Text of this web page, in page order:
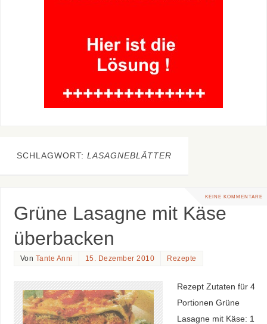
SCHLAGWORT: LASAGNEBLÄTTER
KEINE KOMMENTARE
Grüne Lasagne mit Käse
überbacken
Von Tante Anni 15. Dezember 2010 Rezepte
Rezept Zutaten für 4
Portionen Grüne
Lasagne mit Käse: 1